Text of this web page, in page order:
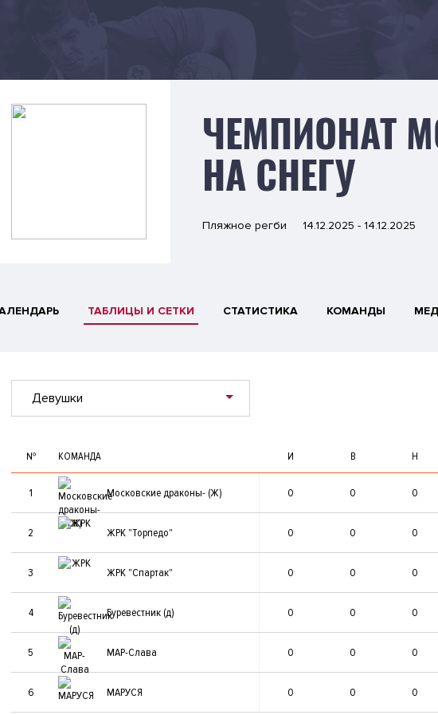
ЧЕМПИОНАТ
НА СНЕГУ
Пляжное регби 14.12.2025 - 14.12.2025
ТАБЛИЦЫ И СЕТКИ СТАТИСТИКА КОМАНДЫ
Девушки
№ КОМАНДА И В Н
1 Московские драконы- (Ж) 0 0 0
2 ЖРК "Торпедо" 0 0 0
3 ЖРК "Спартак" 0 0 0
4 Буревестник (д) 0 0 0
5 МАР-Слава 0 0 0
6 МАРУСЯ 0 0 0